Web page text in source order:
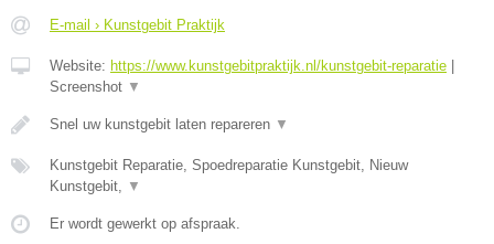
E-mail › Kunstgebit Praktijk
Website: https://www.kunstgebitpraktijk.nl/kunstgebit-reparatie
Screenshot ▼
Snel uw kunstgebit laten repareren ▼
Kunstgebit Reparatie, Spoedreparatie Kunstgebit, Nieuw
Kunstgebit, ▼
Er wordt gewerkt op afspraak.